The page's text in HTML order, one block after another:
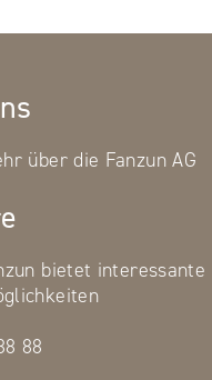
über die Fanzun AG
bietet interessante
88